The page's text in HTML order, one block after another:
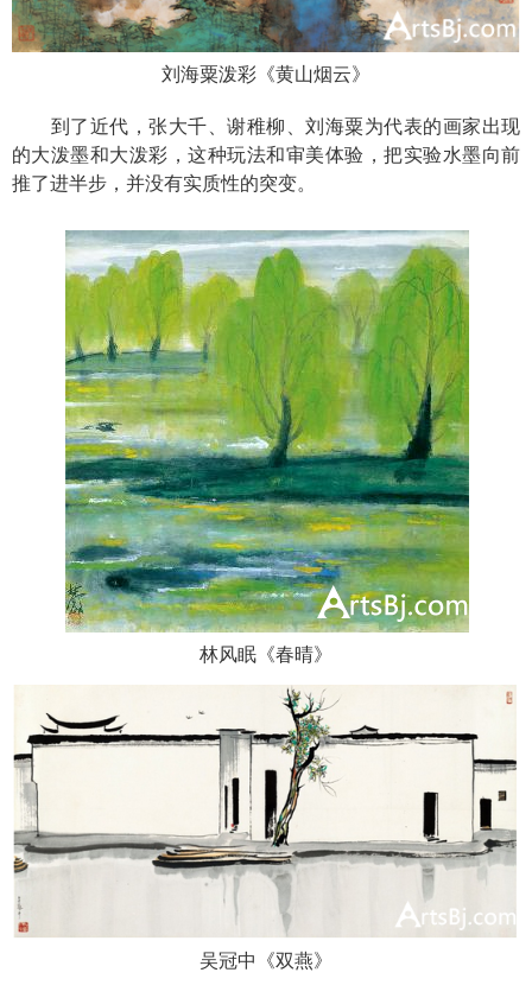
刘海粟泼彩《黄山烟云》
到了近代，张大千、谢稚柳、刘海粟为代表的画家出现
的大泼墨和大泼彩，这种玩法和审美体验，把实验水墨向前
推了进半步，并没有实质性的突变。
林风眠《春晴》
吴冠中《双燕》